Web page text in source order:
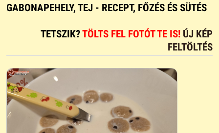
GABONAPEHELY, TEJ - RECEPT, FŐZÉS ÉS SÜTÉS
TETSZIK?TÖLTS FEL FOTÓT TE IS! ÚJ KÉP
FELTÖLTÉS